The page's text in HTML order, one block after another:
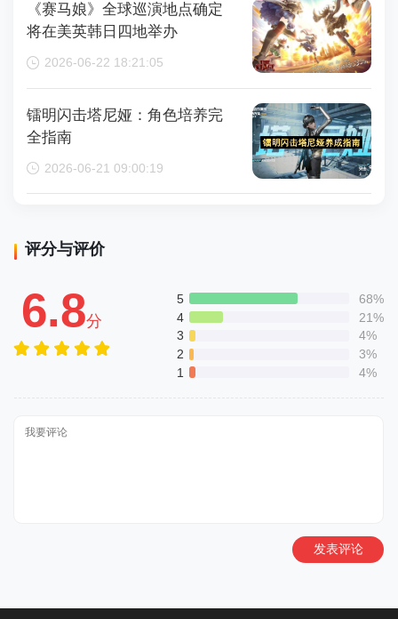
《赛马娘》全球巡演地点确定
将在美英韩日四地举办
2026-06-22 18:21:05
镭明闪击塔尼娅：角色培养完
全指南
2026-06-21 09:00:19
评分与评价
6.8分
5
68%
4
21%
3
4%
2
3%
1
4%
发表评论